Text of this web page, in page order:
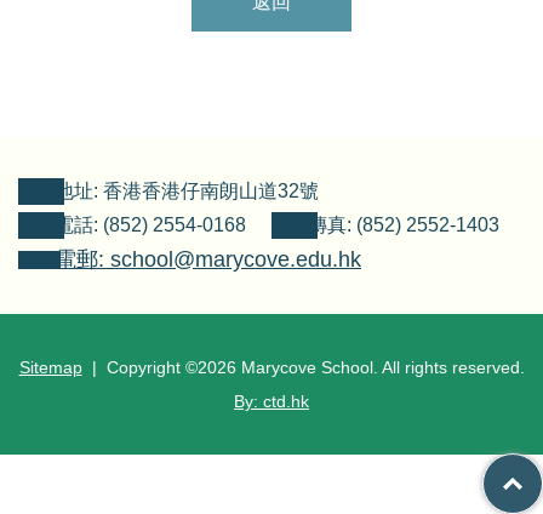
地址: 香港香港仔南朗山道32號
電話: (852) 2554-0168
傳真: (852) 2552-1403
電郵: school@marycove.edu.hk
Sitemap| Copyright ©2026 Marycove School. All rights reserved.
By: ctd.hk